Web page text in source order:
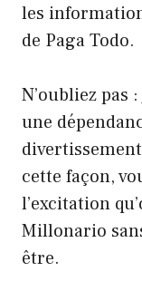
les
de Paga Todo.
N’oubliez pas
une
cette façon,
l’excitation
Millonario
être.